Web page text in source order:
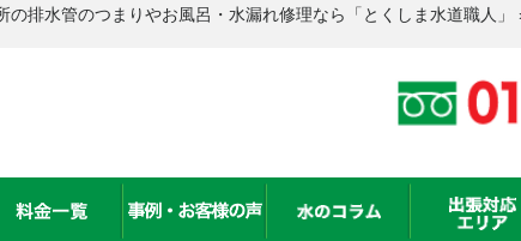
の排水管のつまりやお風呂・水漏れ修理なら「とくしま水道職人